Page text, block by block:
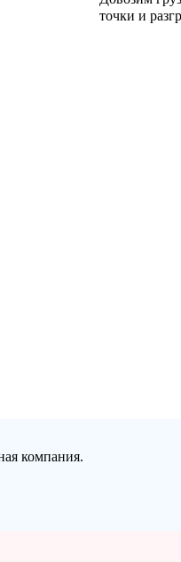
точки и
компания.